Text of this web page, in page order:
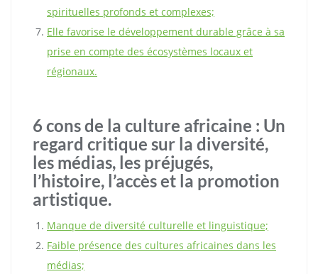
spirituelles profonds et complexes;
Elle favorise le développement durable grâce à sa
prise en compte des écosystèmes locaux et
régionaux.
6 cons de la culture africaine : Un
regard critique sur la diversité,
les médias, les préjugés,
l’histoire, l’accès et la promotion
artistique.
Manque de diversité culturelle et linguistique;
Faible présence des cultures africaines dans les
médias;